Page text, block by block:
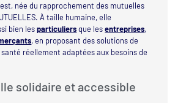
née du rapprochement des mutuelles
À taille humaine, elle
bien lesparticuliersque lesentreprises,
, en proposant des solutions de
réellement adaptées aux besoins de
solidaire et accessible